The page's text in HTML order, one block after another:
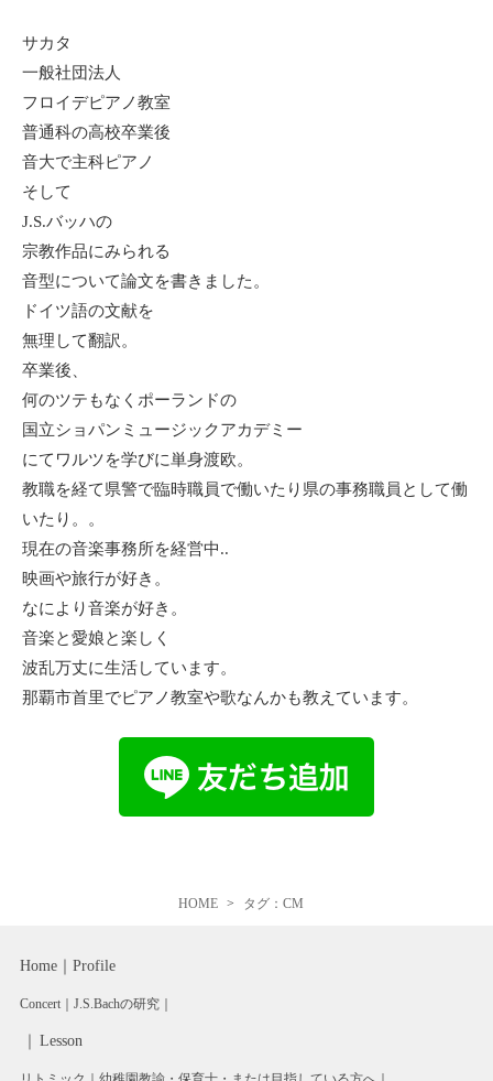
サカタ
一般社団法人
フロイデピアノ教室
普通科の高校卒業後
音大で主科ピアノ
そして
J.S.バッハの
宗教作品にみられる
音型について論文を書きました。
ドイツ語の文献を
無理して翻訳。
卒業後、
何のツテもなくポーランドの
国立ショパンミュージックアカデミー
にてワルツを学びに単身渡欧。
教職を経て県警で臨時職員で働いたり県の事務職員として働
いたり。。
現在の音楽事務所を経営中..
映画や旅行が好き。
なにより音楽が好き。
音楽と愛娘と楽しく
波乱万丈に生活しています。
那覇市首里でピアノ教室や歌なんかも教えています。
HOME タグ：CM
Home Profile
Concert J.S.Bachの研究
Lesson